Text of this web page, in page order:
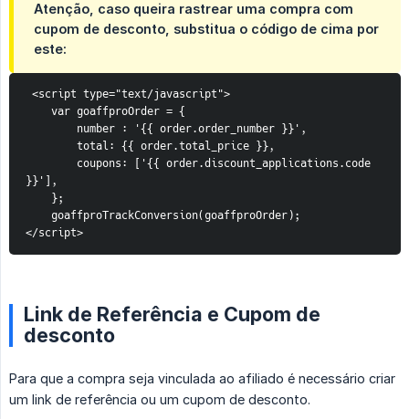
Atenção, caso queira rastrear uma compra com
cupom de desconto, substitua o código de cima por
este:
<script type="text/javascript">
    var goaffproOrder = {
        number : '{{ order.order_number }}',
        total: {{ order.total_price }},
coupons: ['{{ order.discount_applications.code
}}'],
    };
    goaffproTrackConversion(goaffproOrder);
</script>
Link de Referência e Cupom de
desconto
Para que a compra seja vinculada ao afiliado é necessário criar
um link de referência ou um cupom de desconto.